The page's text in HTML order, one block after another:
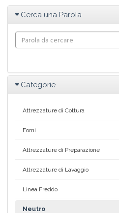
Cerca una Parola
Categorie
Attrezzature di Cottura
Forni
Attrezzature di Preparazione
Attrezzature di Lavaggio
Linea Freddo
Neutro